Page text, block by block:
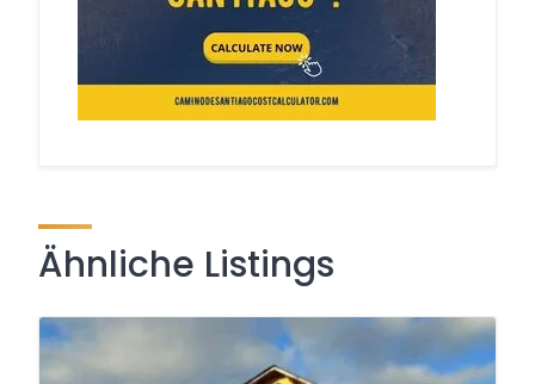
Ähnliche Listings